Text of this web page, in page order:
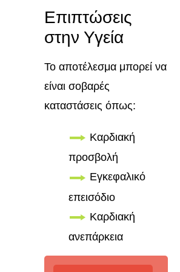
Επιπτώσεις
στην Υγεία
Το αποτέλεσμα μπορεί να
είναι σοβαρές
καταστάσεις όπως:
Καρδιακή
προσβολή
Εγκεφαλικό
επεισόδιο
Καρδιακή
ανεπάρκεια